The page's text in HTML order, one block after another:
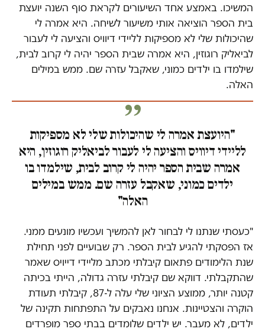
המשיכו. באמצע אחד השיעורים לקראת סוף השנה יועצת
בית הספר הוציאה אותי משיעור לשיחה. היא אמרה לי
שהיכולות שלי לא מספיקות לליידי דיוויס והציעה לי לעבור
לביאליק רוגוזין, היא אמרה שבית הספר יהיה לי קרוב לבית,
שילמדו בו ילדים כמוני, שאקבל עזרה שם. ממש במילים
האלה.
"היועצת אמרה לי שהיכולות שלי לא מספיקות
לליידי דיוויס והציעה לי לעבור לביאליק רוגוזין, היא
אמרה שבית הספר יהיה לי קרוב לבית, שילמדו בו
ילדים כמוני, שאקבל עזרה שם. ממש במילים
האלה"
"כעסתי שנתנו לי לבחור לאן להמשיך ועכשיו מונעים ממני.
אז הפסקתי להגיע לבית הספר. רק שבועיים לפני תחילת
שנת הלימודים פתאום קיבלתי מכתב מליידי דייויס שאמר
שהתקבלתי. דווקא שם קיבלתי עזרה גדולה, הייתי בכיתה
קטנה יותר, ממוצע הציוני שלי עלה ל-87, קיבלתי תעודת
הוקרה והצטיינות. אנחנו נאבקים על התפתחות תקינה של
ילדים, לא מעבר. יש ילדים שלומדים בבתי ספר מופרדים